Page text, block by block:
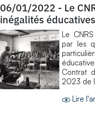
06/01/2022 - Le
inégalités éducatives
Le
par les
Contrat
2023 de
Lire